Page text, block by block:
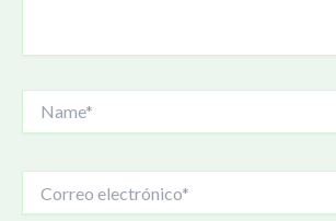
electrónico*